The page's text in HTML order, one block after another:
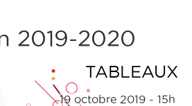
2019-2020
TABLEAUX
19 octobre 2019 - 15h